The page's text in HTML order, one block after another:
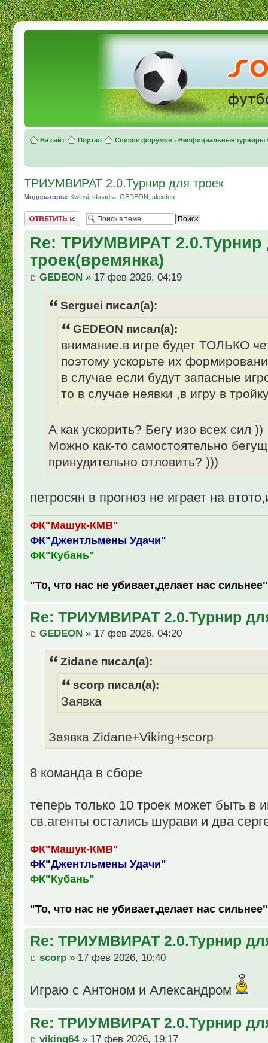
На сайт Портал Список форумов ‹ Неофициальные турниры
ТРИУМВИРАТ 2.0.Турнир для троек
Модераторы: Kwinsi skuadra GEDEON alexden
Комментировать
Re: ТРИУМВИРАТ 2.0.Турнир
троек(времянка)
GEDEON » 17 фев 2026, 04:19
Serguei писал(а):
GEDEON писал(а):
внимание.в игре будет ТОЛЬКО
поэтому ускорьте их
в случае если будут запасные
то в случае неявки ,в игру в
А как ускорить? Бегу изо всех сил ))
Можно как-то самостоятельно
принудительно отловить? )))
петросян в прогноз не играет на
ФК"Машук-КМВ"
ФК"Джентльмены Удачи"
ФК"Кубань"
"То, что нас не убивает,делает нас сильнее"
Re: ТРИУМВИРАТ 2.0.Турнир
GEDEON » 17 фев 2026, 04:20
Zidane писал(а):
scorp писал(а):
Заявка
Заявка Zidane+Viking+scorp
8 команда в сборе
теперь только 10 троек может быть в
св.агенты остались шурави и два
ФК"Машук-КМВ"
ФК"Джентльмены Удачи"
ФК"Кубань"
"То, что нас не убивает,делает нас сильнее"
Re: ТРИУМВИРАТ 2.0.Турнир
scorp » 17 фев 2026, 10:40
Играю с Антоном и Александром
Re: ТРИУМВИРАТ 2.0.Турнир
viking64» 17 фев 2026, 19:17